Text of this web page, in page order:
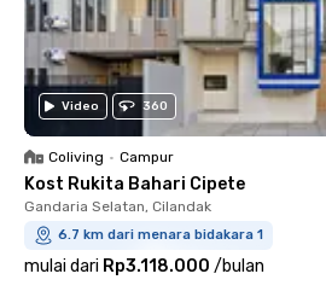
Video 360
Coliving • Campur
Kost Rukita Bahari Cipete
Gandaria Selatan, Cilandak
6.7 km dari menara bidakara 1
mulai dari Rp3.118.000 /bulan